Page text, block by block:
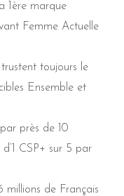
1ère marque
Femme Actuelle
trustent toujours le
Ensemble et
près de 10
CSP+ sur 5 par
millions de Français